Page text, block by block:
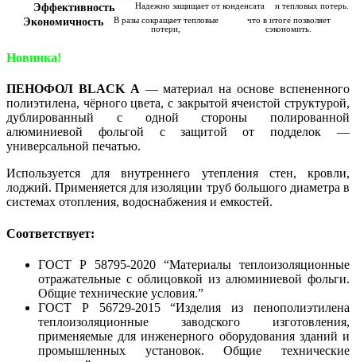
Эффективность Надежно защищает от конденсата и тепловых потерь.
Экономичность
В разы сокращает тепловые
потери,
что в итоге позволяет
сэкономить.
Новинка!
ПЕНОФОЛ BLACK А — материал на основе вспененного
полиэтилена, чёрного цвета, с закрытой ячеистой структурой,
дублированный с одной стороны полированной
алюминиевой фольгой с защитой от подделок —
универсальной печатью.
Используется для внутреннего утепления стен, кровли,
лоджий. Применяется для изоляции труб большого диаметра в
системах отопления, водоснабжения и емкостей.
Соответствует:
ГОСТ Р 58795-2020 “Материалы теплоизоляционные
отражательные с облицовкой из алюминиевой фольги.
Общие технические условия.”
ГОСТ Р 56729-2015 “Изделия из пенополиэтилена
теплоизоляционные заводского изготовления,
применяемые для инженерного оборудования зданий и
промышленных установок. Общие технические